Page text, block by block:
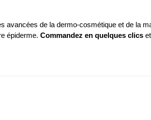
avancées de la dermo-cosmétique et de la
épiderme. Commandez en quelques clics